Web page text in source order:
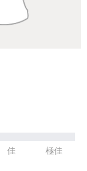
佳 極佳